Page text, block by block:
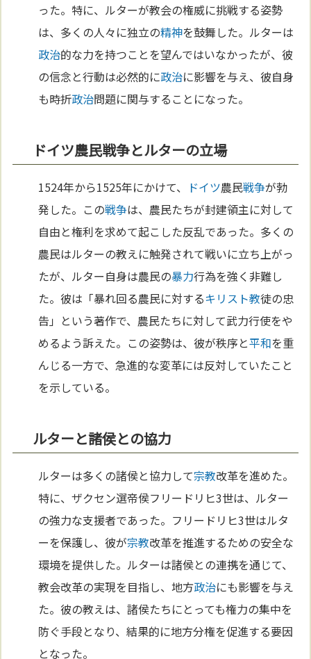
った。特に、ルターが教会の権威に挑戦する姿勢
は、多くの人々に独立の精神を鼓舞した。ルターは
政治的な力を持つことを望んではいなかったが、彼
の信念と行動は必然的に政治に影響を与え、彼自身
も時折政治問題に関与することになった。
ドイツ農民戦争とルターの立場
1524年から1525年にかけて、 ドイツ農民戦争が勃
発した。この戦争は、農民たちが封建領主に対して
自由と権利を求めて起こした反乱であった。多くの
農民はルターの教えに触発されて戦いに立ち上がっ
たが、ルター自身は農民の暴力行為を強く非難し
た。彼は「暴れ回る農民に対するキリスト教徒の忠
告」という著作で、農民たちに対して武力行使をや
めるよう訴えた。この姿勢は、彼が秩序と平和を重
んじる一方で、急進的な変革には反対していたこと
を示している。
ルターと諸侯との協力
ルターは多くの諸侯と協力して宗教改革を進めた。
特に、ザクセン選帝侯フリードリヒ3世は、ルター
の強力な支援者であった。フリードリヒ3世はルタ
ーを保護し、彼が宗教改革を推進するための安全な
環境を提供した。ルターは諸侯との連携を通じて、
教会改革の実現を目指し、地方政治にも影響を与え
た。彼の教えは、諸侯たちにとっても権力の集中を
防ぐ手段となり、結果的に地方分権を促進する要因
となった。